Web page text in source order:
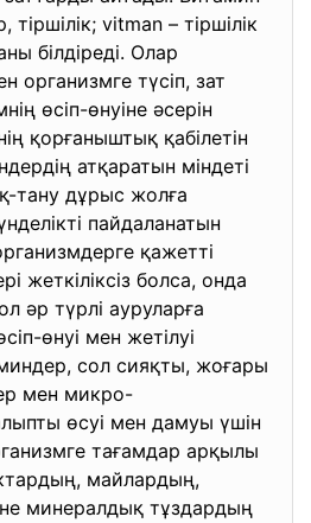
vitman – тіршілік
білдіреді. Олар
организмге түсіп, зат
өсіп-өнуіне әсерін
қорғаныштық қабілетін
атқаратын міндеті
тану дұрыс жолға
пайдаланатын
қажетті
жеткіліксіз болса, онда
әр түрлі ауруларға
өнуі мен жетілуі
сол сияқты, жоғары
мен микро-
өсуі мен дамуы үшін
тағамдар арқылы
майлардың,
минералдық тұздардың